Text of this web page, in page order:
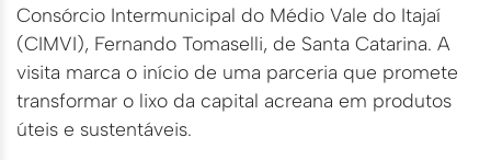
Consórcio Intermunicipal do Médio Vale do Itajaí
(CIMVI), Fernando Tomaselli, de Santa Catarina. A
visita marca o início de uma parceria que promete
transformar o lixo da capital acreana em produtos
úteis e sustentáveis.